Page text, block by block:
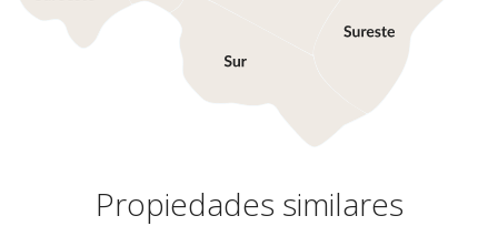
Propiedades similares